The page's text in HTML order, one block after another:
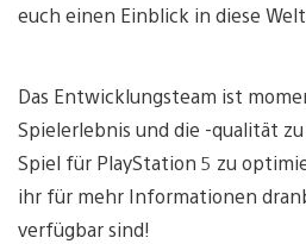
euch einen Einblick in diese
Das Entwicklungsteam ist
Spielerlebnis und die -qualität
Spiel für PlayStation 5 zu
ihr für mehr Informationen
verfügbar sind!